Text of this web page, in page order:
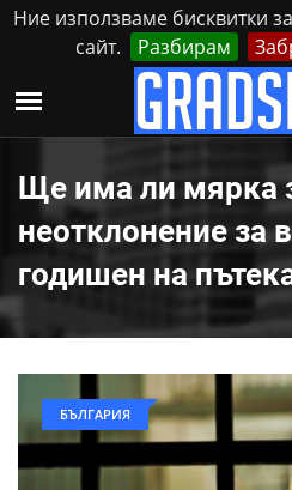
Ние използваме бисквитки
сайт.
Разбирам
Събота, 8 Август, 2026
Ще има ли мярка
неотклонение за
годишен на
БЪЛГАРИЯ